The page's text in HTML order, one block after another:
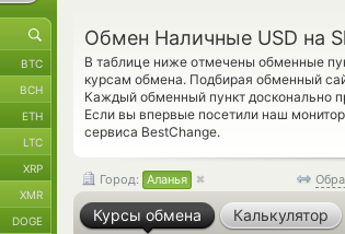
Обмен Наличные USD на
В таблице ниже отмечены обменные
курсам обмена. Подбирая обменный
Каждый обменный пункт досконально
Если вы впервые посетили наш
сервиса BestChange.
Город: Аланья
Курсы обмена Калькулятор
BTC
BCH
ETH
LTC
XRP
XMR
DOGE